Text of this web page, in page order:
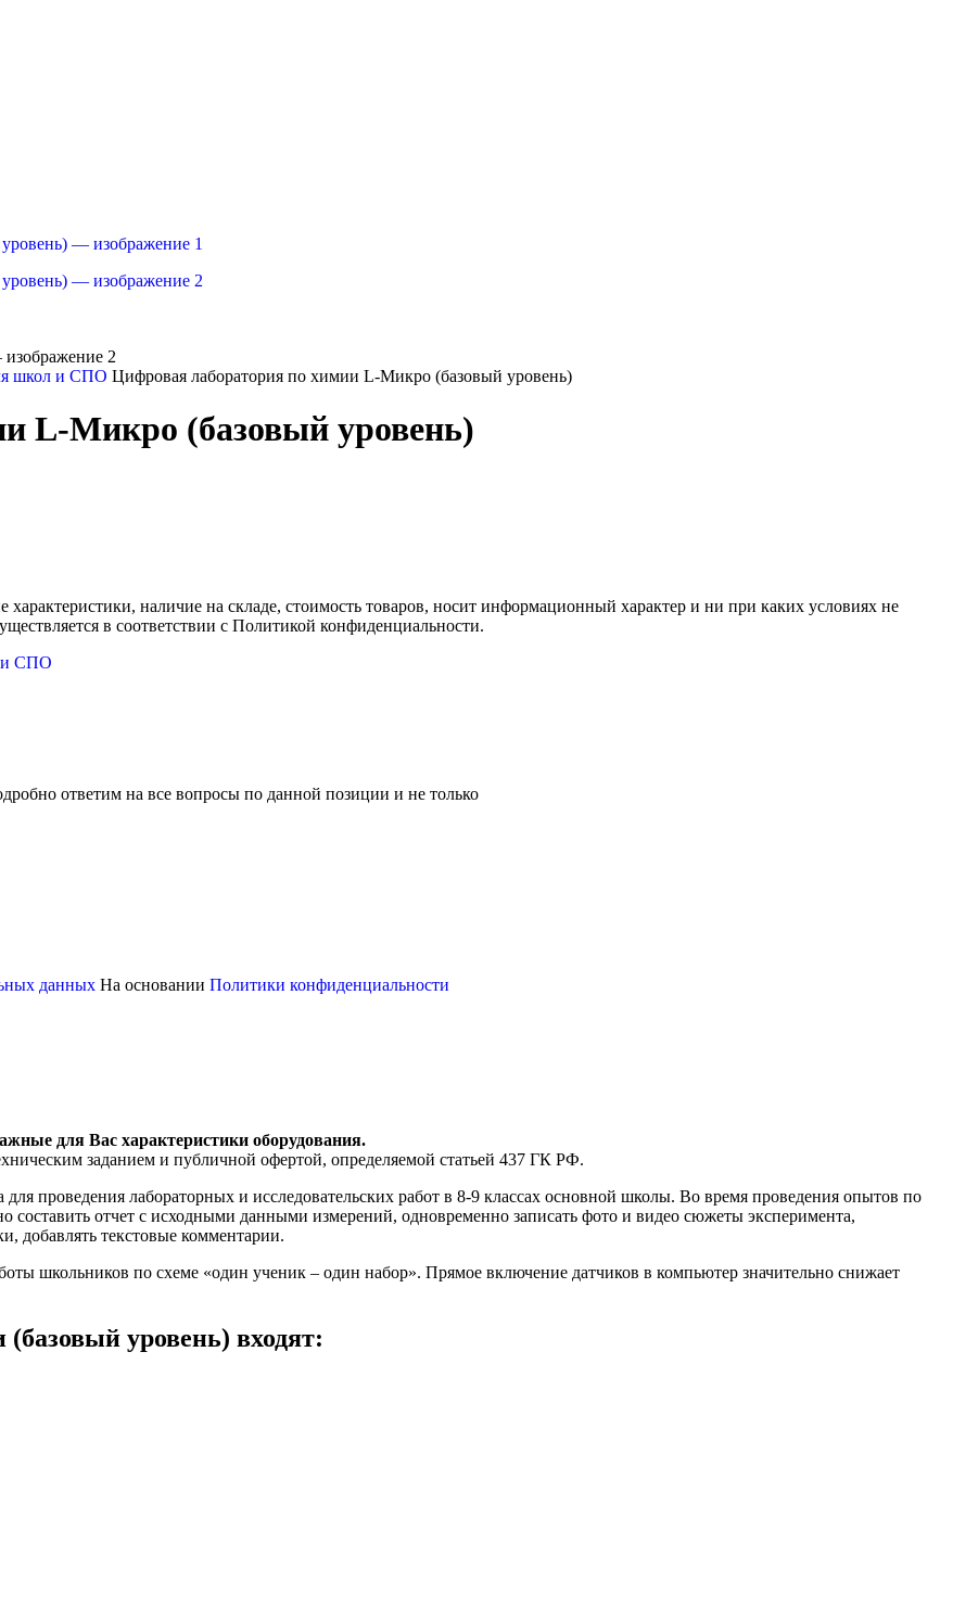
школ и СПО Цифровая лаборатория по химии L-Микро (базовый уровень)
L-Микро (базовый уровень)
характеристики, наличие на складе, стоимость товаров, носит информационный характер и ни при каких условиях не
в соответствии с Политикой конфиденциальности.
и СПО
ответим на все вопросы по данной позиции и не только
данных На основании Политики конфиденциальности
для Вас характеристики оборудования.
заданием и публичной офертой, определяемой статьей 437 ГК РФ.
проведения лабораторных и исследовательских работ в 8-9 классах основной школы. Во время проведения опытов по
отчет с исходными данными измерений, одновременно записать фото и видео сюжеты эксперимента,
добавлять текстовые комментарии.
школьников по схеме «один ученик – один набор». Прямое включение датчиков в компьютер значительно снижает
уровень) входят: